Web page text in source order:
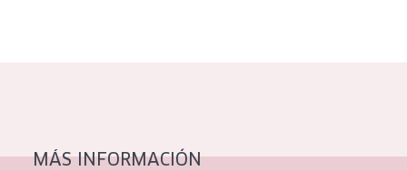
Piel madura
MÁS INFORMACIÓN